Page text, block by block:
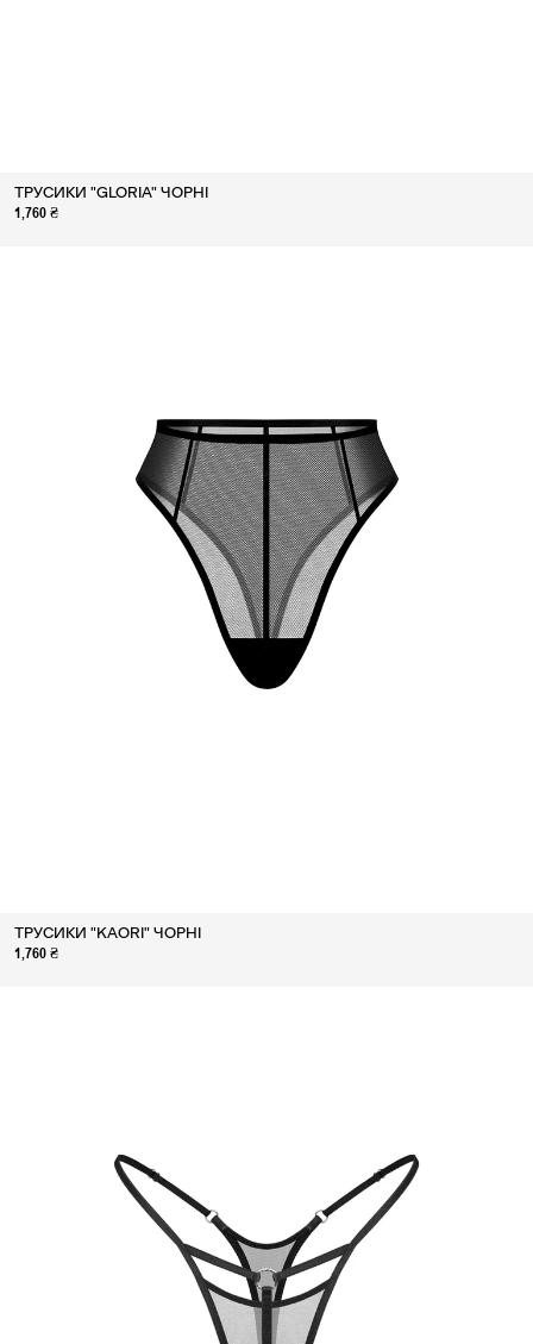
ТРУСИКИ "GLORIA" ЧОРНІ
1,760 ₴
ТРУСИКИ "KAORI" ЧОРНІ
1,760 ₴